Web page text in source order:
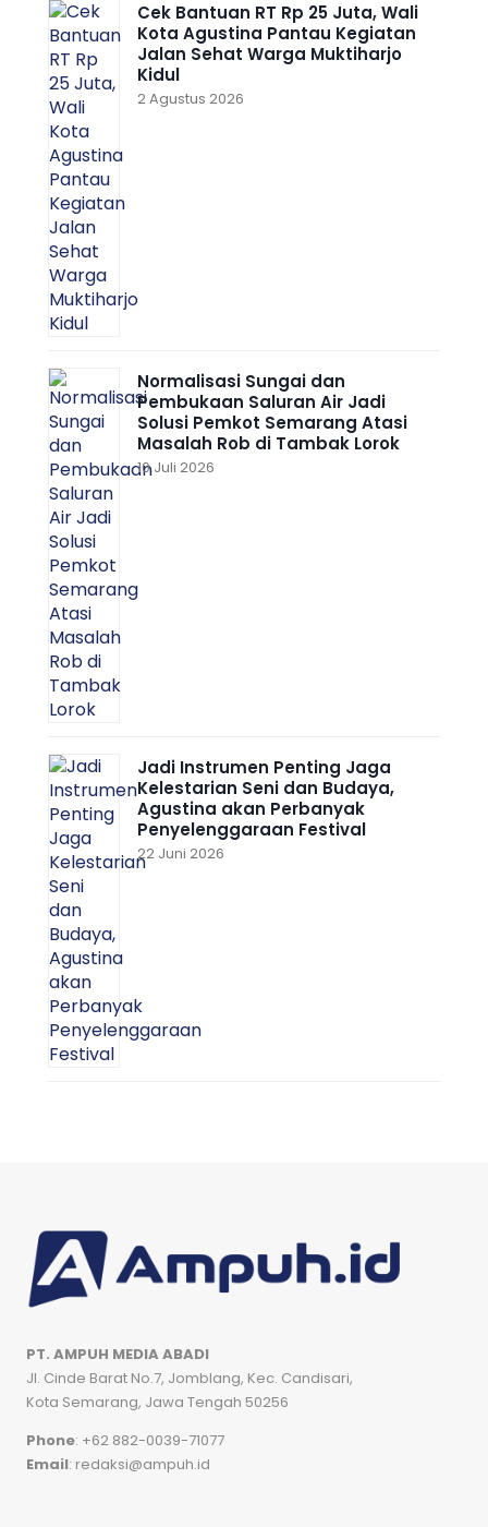
Cek Bantuan RT Rp 25 Juta, Wali
Kota Agustina Pantau Kegiatan
Jalan Sehat Warga Muktiharjo
Kidul
2 Agustus 2026
Normalisasi Sungai dan
Pembukaan Saluran Air Jadi
Solusi Pemkot Semarang Atasi
Masalah Rob di Tambak Lorok
10 Juli 2026
Jadi Instrumen Penting Jaga
Kelestarian Seni dan Budaya,
Agustina akan Perbanyak
Penyelenggaraan Festival
22 Juni 2026
PT. AMPUH MEDIA ABADI
Jl. Cinde Barat No.7, Jomblang, Kec. Candisari,
Kota Semarang, Jawa Tengah 50256
Phone: +62 882-0039-71077
Email: redaksi@ampuh.id